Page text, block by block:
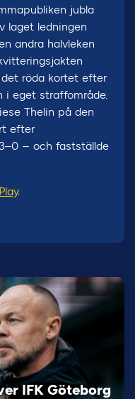
jubla
laget ledningen
andra halvleken
röda kortet efter
i eget straffområde.
Thelin på den
efter
– och fastställde
.
IFK Göteborg